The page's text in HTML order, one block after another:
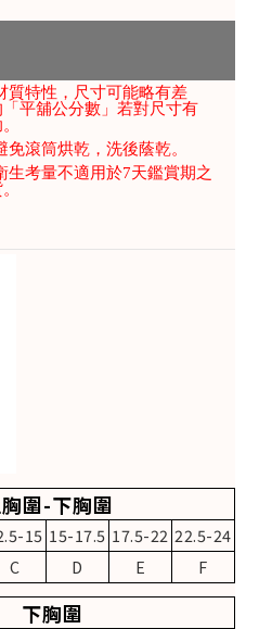
質特性，尺寸可能略有差
平舖公分數」若對尺寸有
滾筒烘乾，洗後蔭乾。
生考量不適用於7天鑑賞期之
圍-下胸圍
15 15-17.5 17.5-22 22.5-24
C D E F
下胸圍